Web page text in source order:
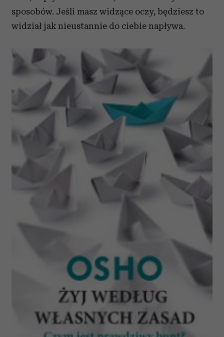
sposobów. Jeśli masz widzące oczy, będziesz to
widział jak nieustannie do ciebie napływa.